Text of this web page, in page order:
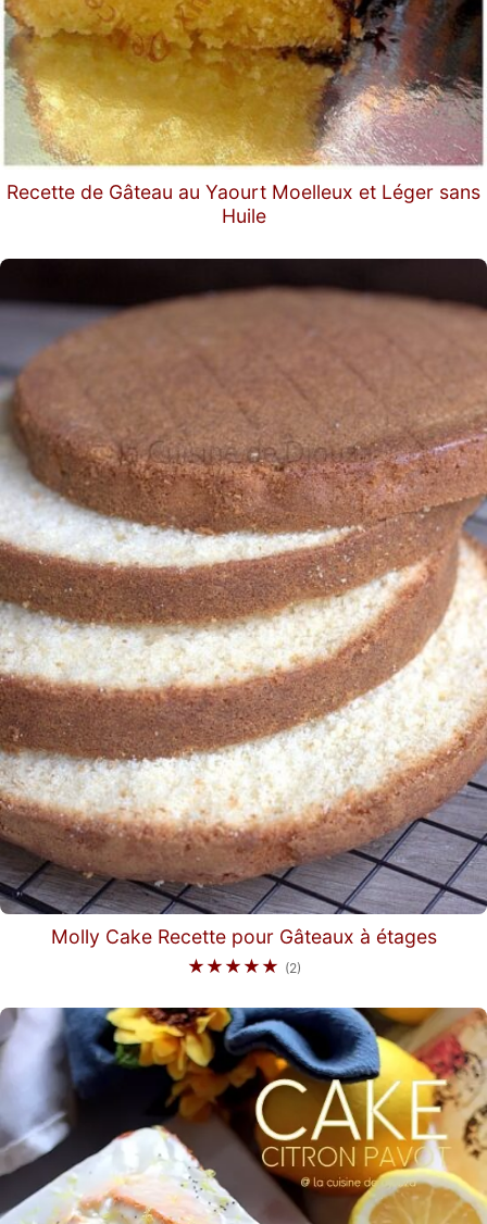
Recette de Gâteau au Yaourt Moelleux et Léger sans
Huile
Molly Cake Recette pour Gâteaux à étages
★★★★★ (2)